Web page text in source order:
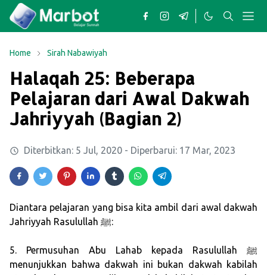
Home Sirah Nabawiyah
Halaqah 25: Beberapa
Pelajaran dari Awal Dakwah
Jahriyyah (Bagian 2)
Diterbitkan: 5 Jul, 2020 - Diperbarui: 17 Mar, 2023
Diantara pelajaran yang bisa kita ambil dari awal dakwah
Jahriyyah Rasulullah ﷺ:
5. Permusuhan Abu Lahab kepada Rasulullah ﷺ
menunjukkan bahwa dakwah ini bukan dakwah kabilah